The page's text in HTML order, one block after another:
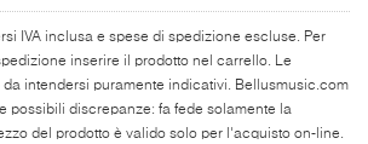
IVA inclusa e spese di spedizione escluse. Per
inserire il prodotto nel carrello. Le
intendersi puramente indicativi. Bellusmusic.com
possibili discrepanze: fa fede solamente la
del prodotto è valido solo per l'acquisto on-line.